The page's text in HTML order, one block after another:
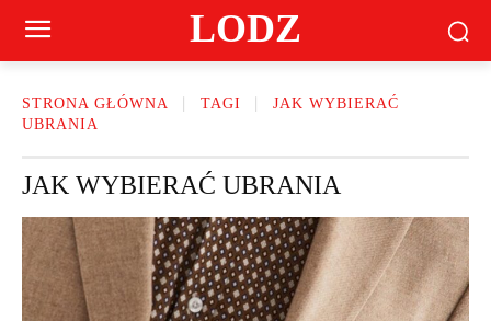
LODZ
STRONA GŁÓWNA TAGI
JAK WYBIERAĆ
UBRANIA
JAK WYBIERAĆ UBRANIA